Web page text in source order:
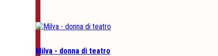
Milva - donna di teatro